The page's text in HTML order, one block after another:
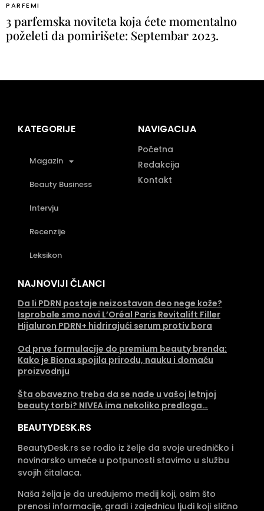
PARFEMI
3 parfemska noviteta koja ćete momentalno
poželeti da pomirišete: Septembar 2023.
KATEGORIJE
Magazin
Beauty Business
Intervju
Recenzije
Leksikon
NAVIGACIJA
Početna
Redakcija
Kontakt
NAJNOVIJI ČLANCI
Da li PDRN postaje neizostavan deo nege kože?
Isprobale smo novi L’Oréal Paris Revitalift Filler
Hijaluron PDRN+ hidrirajući serum protiv bora
Od prve formulacije do premium beauty brenda:
Kako je Biona spojila prirodu, nauku i domaću
proizvodnju
Šta obavezno treba da se nađe u vašoj letnjoj
beauty torbi? NIVEA ima nekoliko predloga…
BEAUTYDESK.RS
BeautyDesk.rs se rodio iz želje da svoje uredničko i
novinarsko umeće u potpunosti stavimo u službu
svojih čitalaca.
Naša želja je da uređujemo medij koji, osim što
prenosi informacije, gradi i zajednicu ljudi koji slično